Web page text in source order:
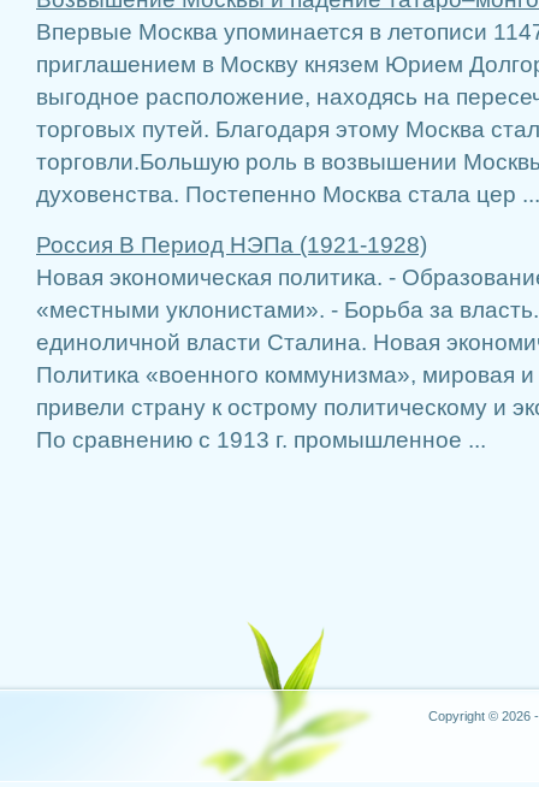
Впервые Москва упоминается в летописи
приглашением в Москву князем Юрием
выгодное расположение, находясь на
торговых путей. Благодаря этому Москва
торговли.Большую роль в возвышении
духовенства. Постепенно Москва стала цер ...
Россия В Период НЭПа (1921-1928)
Новая экономическая политика. -
«местными уклонистами». - Борьба за
единоличной власти Сталина. Новая
Политика «военного коммунизма», мировая
привели страну к острому политическому и
По сравнению с 1913 г. промышленное ...
Copyright © 2026